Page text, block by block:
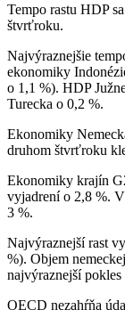
Tempo rastu HDP
štvrťroku.
Najvýraznejšie
ekonomiky
o 1,1 %). HDP
Turecka o 0,2 %.
Ekonomiky
druhom štvrťroku
Ekonomiky krajín
vyjadrení o 2,8 %.
3 %.
Najvýraznejší rast
%). Objem
najvýraznejší
OECD nezahŕňa